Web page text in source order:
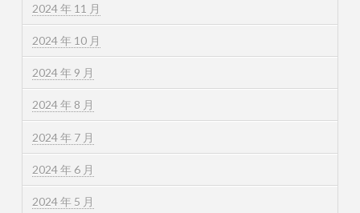
2024 年 11 月
2024 年 10 月
2024 年 9 月
2024 年 8 月
2024 年 7 月
2024 年 6 月
2024 年 5 月